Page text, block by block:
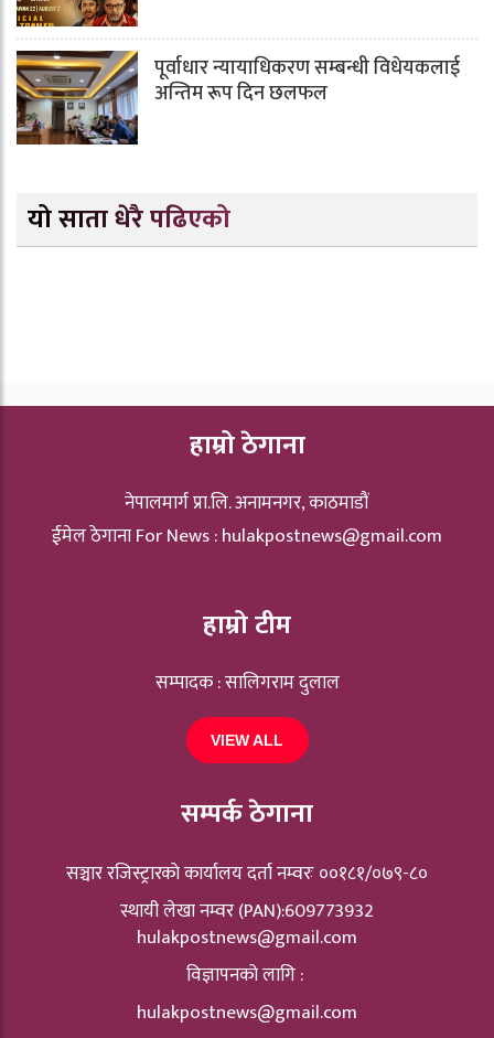
पूर्वाधार न्यायाधिकरण सम्बन्धी विधेयकलाई
अन्तिम रूप दिन छलफल
यो साता धेरै पढिएको
हाम्रो ठेगाना
नेपालमार्ग प्रा.लि. अनामनगर, काठमाडौं
ईमेल ठेगाना For News :hulakpostnews@gmail.com
हाम्रो टीम
सम्पादक : सालिगराम दुलाल
VIEW ALL
सम्पर्क ठेगाना
सञ्चार रजिस्ट्रारकाे कार्यालय दर्ता नम्वरः ००१८१/०७९-८०
स्थायी लेखा नम्वर (PAN):609773932
hulakpostnews@gmail.com
विज्ञापनको लागि :
hulakpostnews@gmail.com